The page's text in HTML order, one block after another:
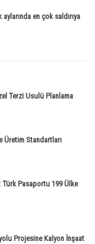
en çok saldırıya
Terzi Usulü Planlama
Üretim Standartları
Pasaportu 199 Ülke
Projesine Kalyon İnşaat